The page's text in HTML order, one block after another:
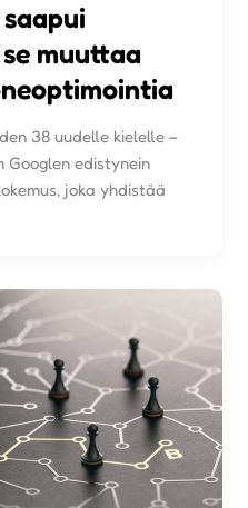
muuttaa
38 uudelle kielelle –
Googlen edistynein
joka yhdistää